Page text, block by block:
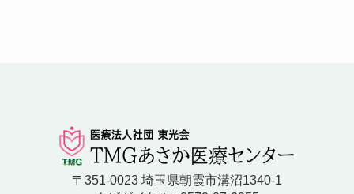
〒351-0023 埼玉県朝霞市溝沼1340-1